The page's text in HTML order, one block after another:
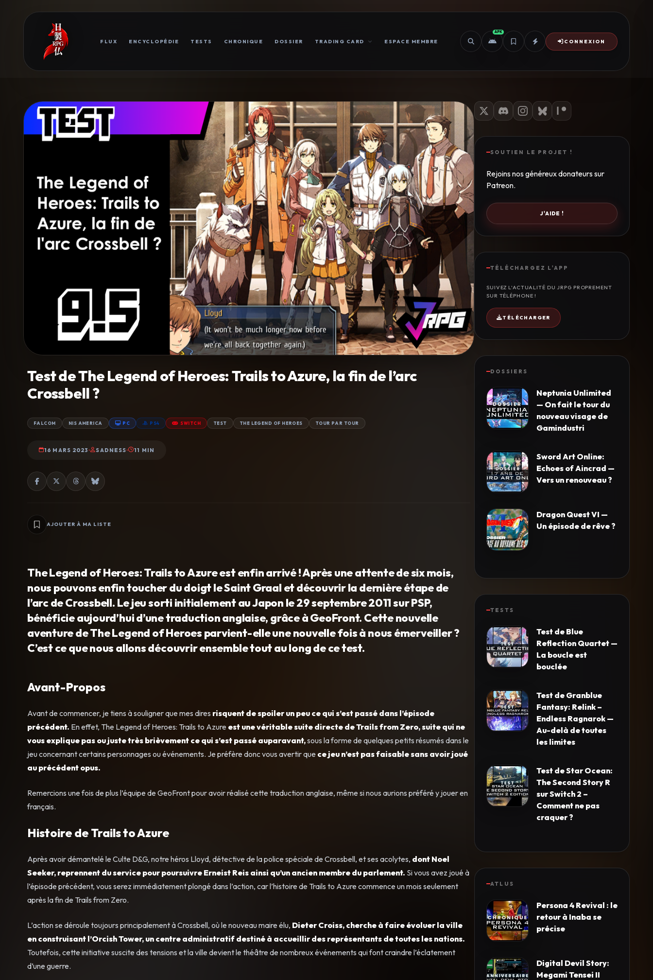
FLUX ENCYCLOPÉDIE TESTS CHRONIQUE DOSSIER TRADING CARD ESPACE MEMBRE
APK
CONNEXION
Test de The Legend of Heroes: Trails to Azure, la fin de l’arc
Crossbell ?
FALCOM NIS AMERICA PC PS4 SWITCH TEST THE LEGEND OF HEROES TOUR PAR TOUR
16 MARS 2023 SADNESS 11 MIN
AJOUTER À MA LISTE
The Legend of Heroes: Trails to Azure est enfin arrivé ! Après une attente de six mois,
nous pouvons enfin toucher du doigt le Saint Graal et découvrir la dernière étape de
l’arc de Crossbell. Le jeu sorti initialement au Japon le 29 septembre 2011 sur PSP,
bénéficie aujourd’hui d’une traduction anglaise, grâce à GeoFront. Cette nouvelle
aventure de The Legend of Heroes parvient-elle une nouvelle fois à nous émerveiller ?
C’est ce que nous allons découvrir ensemble tout au long de ce test.
Avant-Propos
Avant de commencer, je tiens à souligner que mes dires risquent de spoiler un peu ce qui s’est passé dans l’épisode
précédent. En effet, The Legend of Heroes: Trails to Azure est une véritable suite directe de Trails from Zero, suite qui ne
vous explique pas ou juste très brièvement ce qui s’est passé auparavant,sous la forme de quelques petits résumés dans le
jeu concernant certains personnages ou événements. Je préfère donc vous avertir que ce jeu n’est pas faisable sans avoir joué
au précédent opus.
Remercions une fois de plus l’équipe de GeoFront pour avoir réalisé cette traduction anglaise, même si nous aurions préféré y jouer en
français.
Histoire de Trails to Azure
Après avoir démantelé le Culte D&G, notre héros Lloyd, détective de la police spéciale de Crossbell, et ses acolytes, dont Noel
Seeker, reprennent du service pour poursuivre Erneist Reis ainsi qu’un ancien membre du parlement. Si vous avez joué à
l’épisode précédent, vous serez immédiatement plongé dans l’action, car l’histoire de Trails to Azure commence un mois seulement
après la fin de Trails from Zero.
L’action se déroule toujours principalement à Crossbell, où le nouveau maire élu, Dieter Croiss, cherche à faire évoluer la ville
en construisant l’Orcish Tower, un centre administratif destiné à accueillir des représentants de toutes les nations.
Toutefois, cette initiative suscite des tensions et la ville devient le théâtre de nombreux événements qui font craindre l’éclatement
d’une guerre.
SOUTIEN LE PROJET !
Rejoins nos généreux donateurs sur
Patreon.
J'AIDE !
TÉLÉCHARGEZ L'APP
SUIVEZ L'ACTUALITÉ DU JRPG PROPREMENT
SUR TÉLÉPHONE !
TÉLÉCHARGER
DOSSIERS
Neptunia Unlimited
— On fait le tour du
nouveau visage de
Gamindustri
Sword Art Online:
Echoes of Aincrad —
Vers un renouveau ?
Dragon Quest VI —
Un épisode de rêve ?
TESTS
Test de Blue
Reflection Quartet —
La boucle est
bouclée
Test de Granblue
Fantasy: Relink –
Endless Ragnarok —
Au-delà de toutes
les limites
Test de Star Ocean:
The Second Story R
sur Switch 2 –
Comment ne pas
craquer ?
ATLUS
Persona 4 Revival : le
retour à Inaba se
précise
Digital Devil Story:
Megami Tensei II